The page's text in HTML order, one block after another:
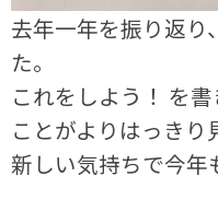
去年一年を振り返り
た。
これをしよう！ を
ことがよりはっきり
新しい気持ちで今年